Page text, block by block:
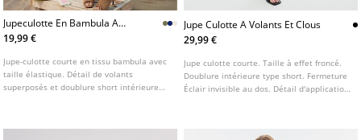
Jupeculotte En Bambula A
Volants L01261250
19,99 €
Jupe-culotte courte en tissu bambula avec
taille élastique. Détail de volants
superposés et doublure short intérieure
Jupe Culotte A Volants Et Clous
29,99 €
Jupe culotte courte. Taille à effet froncé.
Doublure intérieure type short. Fermeture
Éclair invisible au dos. Détail d'application